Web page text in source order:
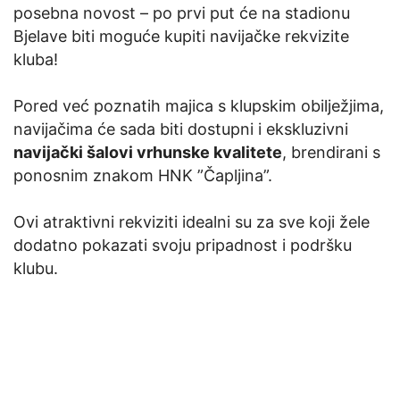
posebna novost – po prvi put će na stadionu
Bjelave biti moguće kupiti navijačke rekvizite
kluba!
Pored već poznatih majica s klupskim obilježjima,
navijačima će sada biti dostupni i ekskluzivni
navijački šalovi vrhunske kvalitete, brendirani s
ponosnim znakom HNK ”Čapljina”.
Ovi atraktivni rekviziti idealni su za sve koji žele
dodatno pokazati svoju pripadnost i podršku
klubu.